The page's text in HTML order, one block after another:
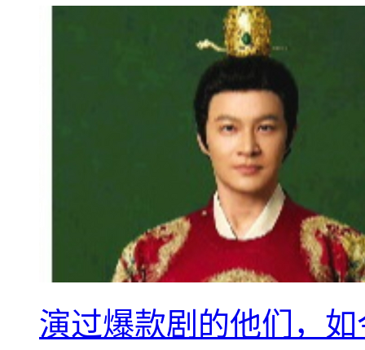
演过爆款剧的他们，